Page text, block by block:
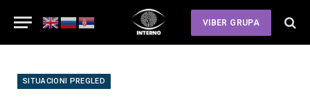
VIBER GRUPA
SITUACIONI PREGLED